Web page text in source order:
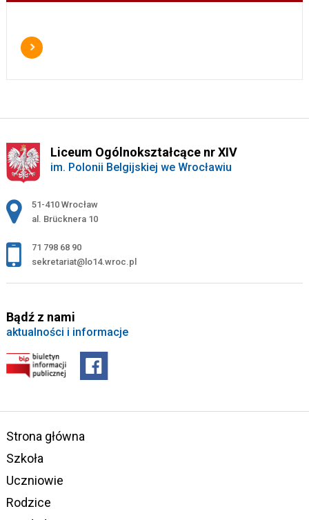
Liceum Ogólnokształcące nr XIV
im. Polonii Belgijskiej we Wrocławiu
Adres pocztowy:
51-410 Wrocław
al. Brücknera 10
71 798 68 90
sekretariat@lo14.wroc.pl
Bądź z nami
aktualności i informacje
Strona główna
Szkoła
Uczniowie
Rodzice